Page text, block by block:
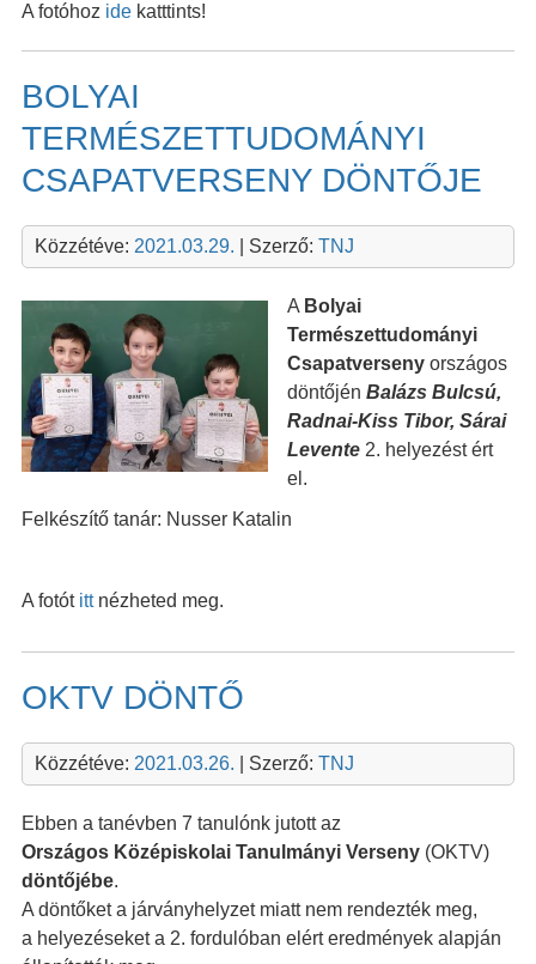
A fotóhoz idekatttints!
BOLYAI
TERMÉSZETTUDOMÁNYI
CSAPATVERSENY DÖNTŐJE
Közzétéve: 2021.03.29. | Szerző: TNJ
A Bolyai
Természettudományi
Csapatversenyországos
döntőjén Balázs Bulcsú,
Radnai-Kiss Tibor, Sárai
Levente2. helyezést ért
el.
Felkészítő tanár: Nusser Katalin
A fotót ittnézheted meg.
OKTV DÖNTŐ
Közzétéve: 2021.03.26. | Szerző: TNJ
Ebben a tanévben 7 tanulónk jutott az
Országos Középiskolai Tanulmányi Verseny(OKTV)
döntőjébe.
A döntőket a járványhelyzet miatt nem rendezték meg,
a helyezéseket a 2. fordulóban elért eredmények alapján